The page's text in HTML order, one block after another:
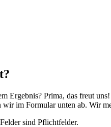
Ergebnis? Prima, das freut
im Formular unten ab. Wir
sind Pflichtfelder.